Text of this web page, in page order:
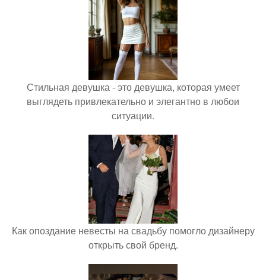
Стильная девушка - это девушка, которая умеет
выглядеть привлекательно и элегантно в любои
ситуации.
Как опоздание невесты на свадьбу помогло дизайнеру
открыть свой бренд.